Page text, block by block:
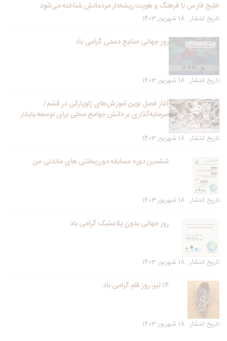
خلیج فارس با فرهنگ و هویت ریشه‌دار مردمانش شناخته می‌شود
تاریخ انتشار : 18 شهریور 1403
روز جهانی صنایع دستی گرامی باد
تاریخ انتشار : 18 شهریور 1403
آغاز فصل نوین آموزش‌های ژئوپارکی در قشم/
سرمایه‌گذاری بر دانش جوامع محلی برای توسعه پایدار
تاریخ انتشار : 18 شهریور 1403
ششمین دوره مسابقه دورریختنی های ماندنی من
تاریخ انتشار : 18 شهریور 1403
روز جهانی بدون پلاستیک گرامی باد
تاریخ انتشار : 18 شهریور 1403
۱۴ تیر، روز قلم گرامی باد
تاریخ انتشار : 18 شهریور 1403